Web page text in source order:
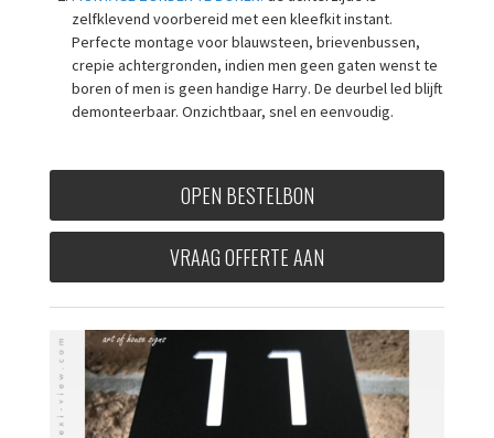
zelfklevend voorbereid met een kleefkit instant.
Perfecte montage voor blauwsteen, brievenbussen,
crepie achtergronden, indien men geen gaten wenst te
boren of men is geen handige Harry. De deurbel led blijft
demonteerbaar. Onzichtbaar, snel en eenvoudig.
OPEN BESTELBON
VRAAG OFFERTE AAN